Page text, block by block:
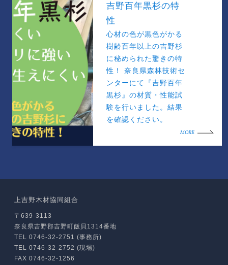
吉野百年黒杉の特
性
心材の色が黒色がかる
樹齢百年以上の吉野杉
に秘められた驚きの特
性！ 奈良県森林技術セ
ンターにて『吉野百年
黒杉』の材質・性能試
験を行いました。結果
を確認ください。
MORE
上吉野木材協同組合
〒639-3113
奈良県吉野郡吉野町飯貝1314番地
TEL 0746-32-2751 (事務所)
TEL 0746-32-2752 (現場)
FAX 0746-32-1256